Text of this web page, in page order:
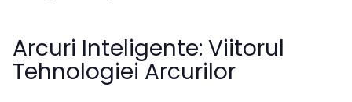
Arcuri Inteligente: Viitorul
Tehnologiei Arcurilor